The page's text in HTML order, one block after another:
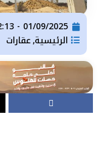
01/09/2025 - 12:13 م
الرئيسية, عقارات